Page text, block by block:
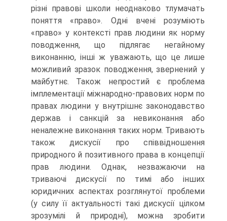
різні правові школи неоднаково тлумачать
поняття «право». Одні вчені розуміють
«право» у контексті прав людини як норму
поводження, що підлягає негайному
виконанню, інші ж уважають, що це лише
можливий зразок поводження, звернений у
майбутнє. Також непростий є проблема
імплементації міжнародно-правових норм по
правах людини у внутрішнє законодавство
держав і санкцій за невиконання або
неналежне виконання таких норм. Тривають
також дискусії про співвідношення
природного й позитивного права в концепції
прав людини. Однак, незважаючи на
триваючі дискусії по тимі або інших
юридичних аспектах розглянутої проблеми
(у силу її актуальності такі дискусії цілком
зрозумілі й природні), можна зробити